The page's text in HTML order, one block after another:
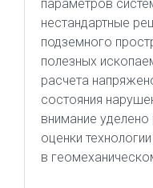
параметров
нестандартные
подземного
полезных
расчета
состояния
внимание
оценки
в